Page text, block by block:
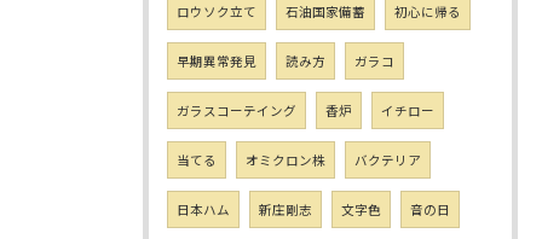
ロウソク立て 石油国家備蓄 初心に帰る
早期異常発見 読み方 ガラコ
ガラスコーテイング 香炉 イチロー
当てる オミクロン株 バクテリア
日本ハム 新庄剛志 文字色 音の日